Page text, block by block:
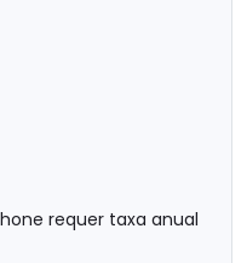
requer taxa anual